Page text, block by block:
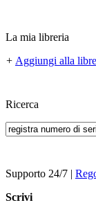
La mia libreria
+ Aggiungi alla
Ricerca
Supporto 24/7 |
Scrivi